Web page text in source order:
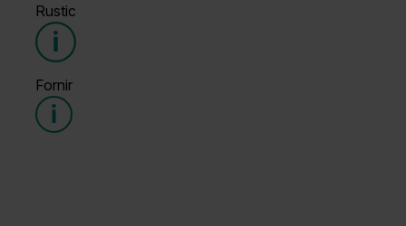
Grupa cenowa (3)
Rustic
Grupa cenowa (3)
Fornir